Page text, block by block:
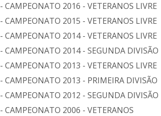
CAMPEONATO 2016 - VETERANOS LIVRE
CAMPEONATO 2015 - VETERANOS LIVRE
CAMPEONATO 2014 - VETERANOS LIVRE
CAMPEONATO 2014 - SEGUNDA DIVISÃO
CAMPEONATO 2013 - VETERANOS LIVRE
CAMPEONATO 2013 - PRIMEIRA DIVISÃO
CAMPEONATO 2012 - SEGUNDA DIVISÃO
CAMPEONATO 2006 - VETERANOS